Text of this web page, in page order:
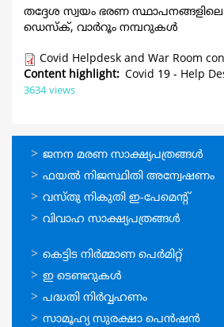
തദ്ദേശ സ്വയം ഭരണ
ഡെസ്ക്, വാർറൂം നമ്പറുകള്‍
Covid Helpdesk and War Room
Content highlight
Covid 19 - Help
3634 views
ഓണ്‍ലൈന്‍
സേവനങ്ങള്‍
ജനന മരണ സാക്ഷ്യപത്രങ്ങള്‍
ഫയല്‍ നിജസ്ഥിതി അന്വേഷണം
വസ്തു നികുതി ഇ-പേമെന്റ്
വിവാഹ സാക്ഷ്യപത്രങ്ങള്‍
ഓണ്‍ലൈന്‍
സേവനങ്ങള്‍
കെട്ടിട നിര്‍മ്മാണ പെര്‍മിറ്റ്‌
ഇ ടെണ്ടറുകള്‍
പദ്ധതി നിര്‍വ്വഹണം
സാമൂഹ്യ സുരക്ഷാ പെന്‍ഷന്‍